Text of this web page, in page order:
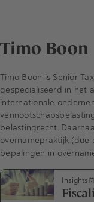
Timo Boon
Timo Boon is Senior
gespecialiseerd in het
internationale
belastingrecht.
overnamepraktijk (due
bepalingen in
Insights